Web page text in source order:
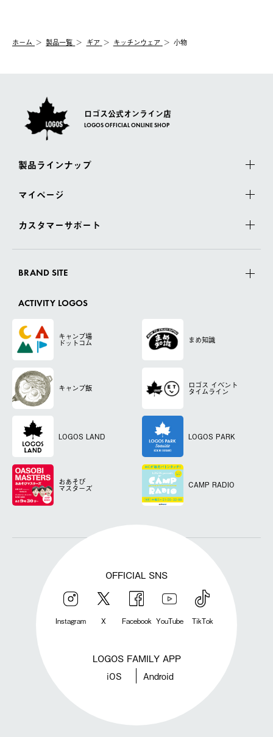
【配送業者】
佐川急便にて配送されます。
む）は受け付けておりません。
一度お手元の商品を返品いただき、ご希望商品を再注文してくだ
ホーム 製品一覧 ギア キッチンウェア 小物
ロゴス公式オンライン店
LOGOS OFFICIAL ONLINE SHOP
製品ラインナップ
マイページ
カスタマーサポート
BRAND SITE
ACTIVITY LOGOS
キャンプ場
ドットコム まめ知識
キャンプ飯 ロゴス イベント
タイムライン
LOGOS LAND LOGOS PARK
おあそび
マスターズ CAMP RADIO
OFFICIAL SNS
Instagram X Facebook YouTube TikTok
LOGOS FAMILY APP
iOS Android